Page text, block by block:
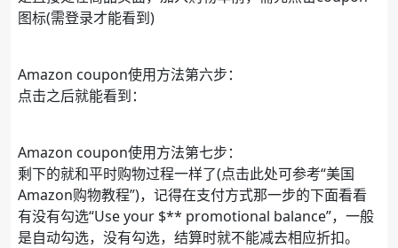
图标(需登录才能看到)
Amazon coupon使用方法第六步：
点击之后就能看到：
Amazon coupon使用方法第七步：
剩下的就和平时购物过程一样了(点击此处可参考“美国
Amazon购物教程”)，记得在支付方式那一步的下面看看
有没有勾选“Use your $** promotional balance”，一般
是自动勾选，没有勾选，结算时就不能减去相应折扣。